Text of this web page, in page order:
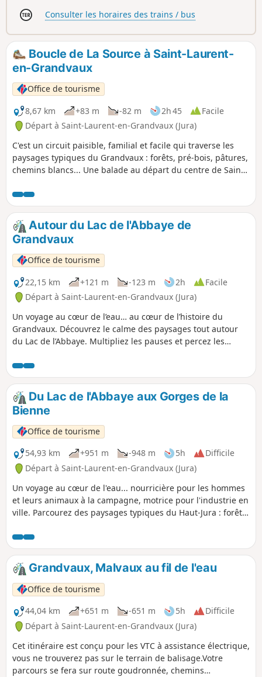
Consulter les horaires des trains / bus
Boucle de La Source à Saint-Laurent-
en-Grandvaux
Office de tourisme
8,67 km
+83 m -82 m 2h 45
Facile
Départ à Saint-Laurent-en-Grandvaux (Jura)
C'est un circuit paisible, familial et facile qui traverse les
paysages typiques du Grandvaux : forêts, pré-bois, pâtures,
chemins blancs... Une balade au départ du centre de Saint-
Autour du Lac de l'Abbaye de
Grandvaux
Office de tourisme
22,15 km
+121 m -123 m 2h
Facile
Départ à Saint-Laurent-en-Grandvaux (Jura)
Un voyage au cœur de l’eau… au cœur de l’histoire du
Grandvaux. Découvrez le calme des paysages tout autour
du Lac de l’Abbaye. Multipliez les pauses et percez les
parcours est conçu particulièrement pour les VTC à
assistance électrique, du fait de son dénivelé, sa distance et
la nature du terrain.Vous ne trouverez pas de balisage sur
le parcours.
Du Lac de l'Abbaye aux Gorges de la
Bienne
Office de tourisme
54,93 km
+951 m -948 m 5h
Difficile
Départ à Saint-Laurent-en-Grandvaux (Jura)
Un voyage au cœur de l'eau... nourricière pour les hommes
et leurs animaux à la campagne, motrice pour l'industrie en
ville. Parcourez des paysages typiques du Haut-Jura : forêts,
Grandvaux, Malvaux au fil de l'eau
Office de tourisme
44,04 km
+651 m -651 m 5h
Difficile
Départ à Saint-Laurent-en-Grandvaux (Jura)
Cet itinéraire est conçu pour les VTC à assistance électrique,
vous ne trouverez pas sur le terrain de balisage.Votre
parcours se fera sur route goudronnée, chemins